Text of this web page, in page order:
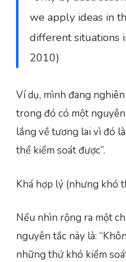
we apply ideas in
different situations
2010)
Ví dụ, mình đang
trong đó có một
lắng về tương lai vì đó
thể kiểm soát được”.
Khá hợp lý (nhưng khó
Nếu nhìn rộng ra một
nguyên tắc này là:
những thứ khó kiểm